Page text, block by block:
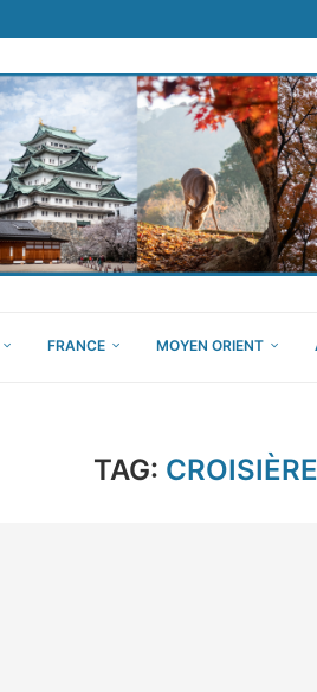
FRANCE MOYEN ORIENT
TAG: CROISIÈRE